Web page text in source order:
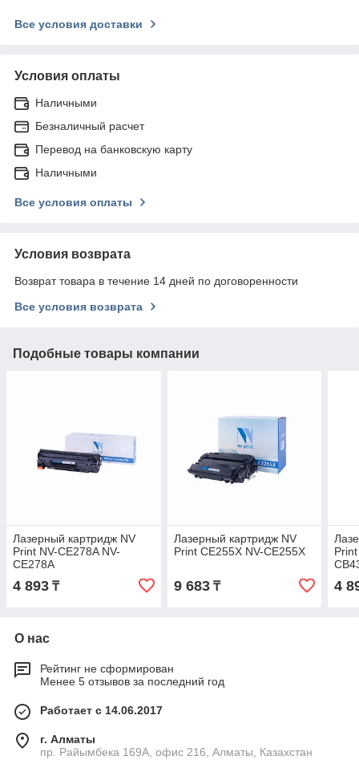
Все условия доставки
Условия оплаты
Наличными
Безналичный расчет
Перевод на банковскую карту
Наличными
Все условия оплаты
Условия возврата
Возврат товара в течение 14 дней по договоренности
Все условия возврата
Подобные товары компании
Лазерный картридж NV
Print NV-CE278A NV-
CE278A
4 893 ₸
Лазерный картридж NV
Print CE255X NV-CE255X
9 683₸ 4
О нас
Рейтинг не сформирован
Менее 5 отзывов за последний год
Работает с 14.06.2017
г. Алматы
пр. Райымбека 169А, офис 216, Алматы, Казахстан